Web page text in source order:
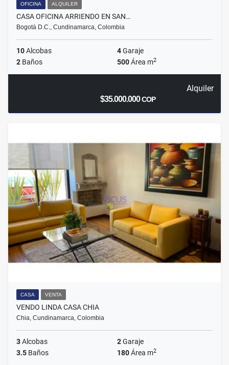
OFICINA ALQUILER
CASA OFICINA ARRIENDO EN SAN…
Bogotá D.C., Cundinamarca, Colombia
10Alcobas 4Garaje
2 Baños 500Área m2
Alquiler
$35.000.000COP
CASA VENTA
VENDO LINDA CASA CHIA
Chia, Cundinamarca, Colombia
3Alcobas 2Garaje
3.5 Baños 180Área m2